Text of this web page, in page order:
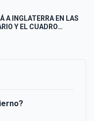
A INGLATERRA EN LAS
Y EL CUADRO